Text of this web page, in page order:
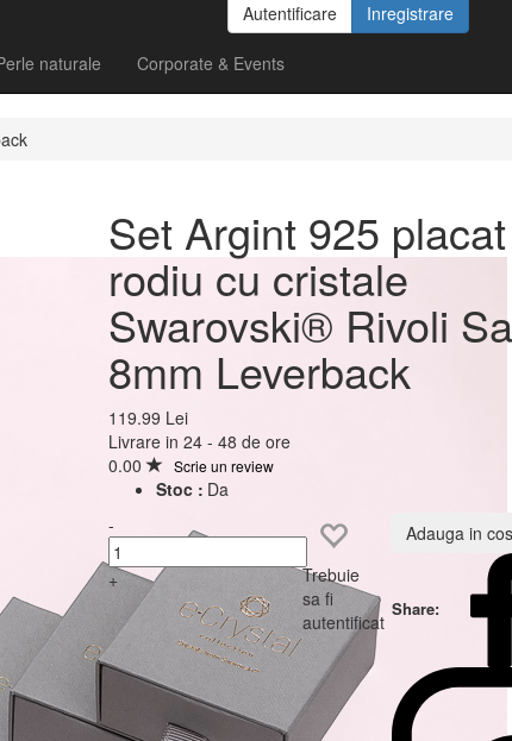
Autentificare
Inregistrare
naturale Corporate & Events
925 placat cu rodiu
Swarovski® Rivoli
Leverback
Set Argint 925
rodiu cu cristale
Swarovski® Rivoli
8mm Leverback
119.99 Lei
Livrare in 24 - 48 de ore
0.00
Scrie un review
Stoc : Da
-
+
Trebuie
sa fi
autentificat
Adauga in cos
Share: